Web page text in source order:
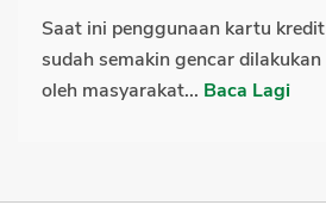
Saat ini penggunaan kartu kredit
sudah semakin gencar dilakukan
oleh masyarakat... Baca Lagi